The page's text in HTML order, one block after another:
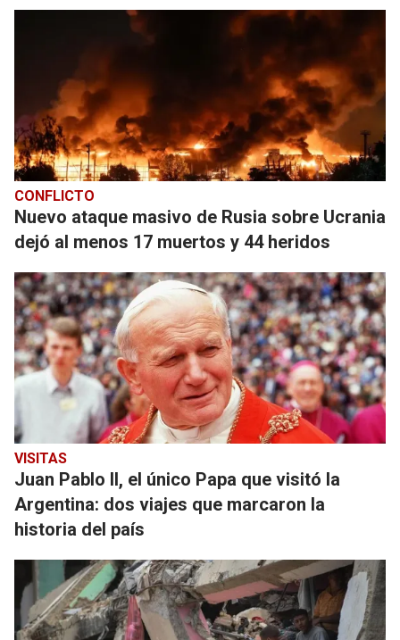
CONFLICTO
Nuevo ataque masivo de Rusia sobre Ucrania
dejó al menos 17 muertos y 44 heridos
VISITAS
Juan Pablo II, el único Papa que visitó la
Argentina: dos viajes que marcaron la
historia del país